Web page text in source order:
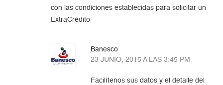
con las condiciones establecidas para solicitar un
ExtraCrédito
Banesco
23 JUNIO, 2015 A LAS 3:45 PM
Facilítenos sus datos y el detalle del